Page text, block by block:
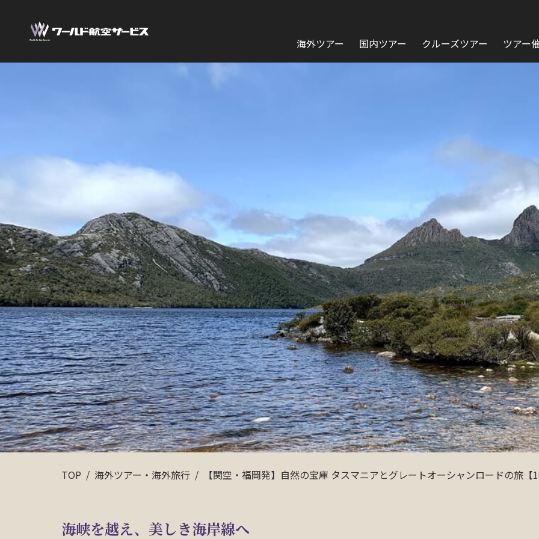
海外ツアー 国内ツアー クルーズツアー ツアー
TOP 海外ツアー・海外旅行 【関空・福岡発】自然の宝庫 タスマニアとグレートオーシャンロードの旅【
海峡を越え、美しき海岸線へ